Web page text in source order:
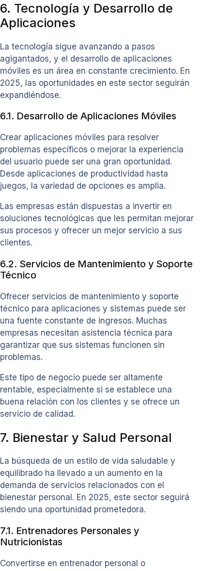
6. Tecnología y Desarrollo de
Aplicaciones
La tecnología sigue avanzando a pasos
agigantados, y el desarrollo de aplicaciones
móviles es un área en constante crecimiento. En
2025, las oportunidades en este sector seguirán
expandiéndose.
6.1. Desarrollo de Aplicaciones Móviles
Crear aplicaciones móviles para resolver
problemas específicos o mejorar la experiencia
del usuario puede ser una gran oportunidad.
Desde aplicaciones de productividad hasta
juegos, la variedad de opciones es amplia.
Las empresas están dispuestas a invertir en
soluciones tecnológicas que les permitan mejorar
sus procesos y ofrecer un mejor servicio a sus
clientes.
6.2. Servicios de Mantenimiento y Soporte
Técnico
Ofrecer servicios de mantenimiento y soporte
técnico para aplicaciones y sistemas puede ser
una fuente constante de ingresos. Muchas
empresas necesitan asistencia técnica para
garantizar que sus sistemas funcionen sin
problemas.
Este tipo de negocio puede ser altamente
rentable, especialmente si se establece una
buena relación con los clientes y se ofrece un
servicio de calidad.
7. Bienestar y Salud Personal
La búsqueda de un estilo de vida saludable y
equilibrado ha llevado a un aumento en la
demanda de servicios relacionados con el
bienestar personal. En 2025, este sector seguirá
siendo una oportunidad prometedora.
7.1. Entrenadores Personales y
Nutricionistas
Convertirse en entrenador personal o